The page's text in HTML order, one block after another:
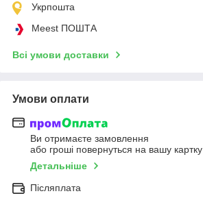
Укрпошта
Meest ПОШТА
Всі умови доставки
Умови оплати
Ви отримаєте замовлення
або гроші повернуться на вашу картку
Детальніше
Післяплата